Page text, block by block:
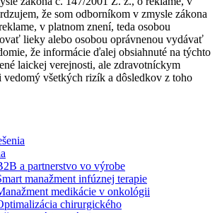
produkty. ​Navštívte produktový katalóg B.
poskytuje kvalitnú dialyzačnú starostlivosť
strediskách na Slovensku. Viac
s B. Braun. Kontaktujte nás.
že som odborníkom v zmysle zákona
v platnom znení, teda osobou
lieky alebo osobou oprávnenou vydávať
že informácie ďalej obsiahnuté na týchto
laickej verejnosti, ale zdravotníckym
vedomý všetkých rizík a dôsledkov z toho
a partnerstvo vo výrobe
manažment infúznej terapie
medikácie v onkológii
chirurgického